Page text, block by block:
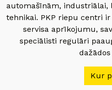
automašīnām, industriālai,
tehnikai. PKP riepu centri
servisa aprīkojumu,
speciālisti regulāri
Kur